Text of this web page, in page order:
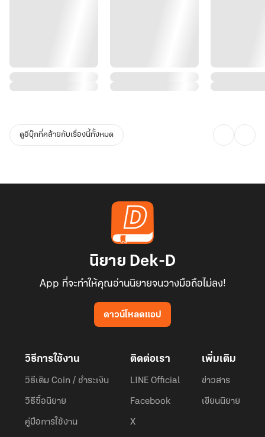
ดูอีบุ๊กที่คล้ายกับเรื่องนี้ทั้งหมด
นิยาย Dek-D
App ที่จะทำให้คุณอ่านนิยายจนวางมือถือไม่ลง!
ดาวน์โหลดแอป
วิธีการใช้งาน
วิธีเติม Coin / ชำระเงิน
วิธีซื้อนิยาย
คู่มือการใช้งาน
ติดต่อเรา
LINE Official
Facebook
X
เพิ่มเติม
ข่าวสาร
เขียนนิยาย